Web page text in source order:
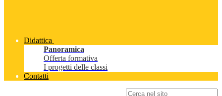
Didattica
Panoramica
Offerta formativa
I progetti delle classi
Contatti